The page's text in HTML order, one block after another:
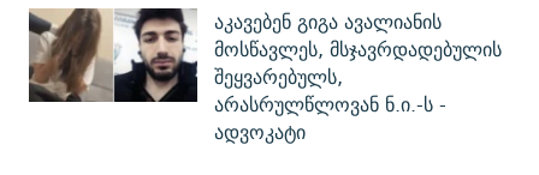
აკავებენ გიგა ავალიანის
მოსწავლეს, მსჯავრდადებულის
შეყვარებულს,
არასრულწლოვან ნ.ი.-ს -
ადვოკატი